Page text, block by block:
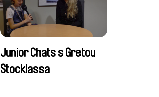
Junior Chats s Gretou
Stocklassa